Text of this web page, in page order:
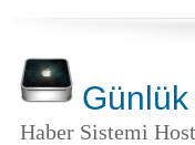
Haber Sistemi